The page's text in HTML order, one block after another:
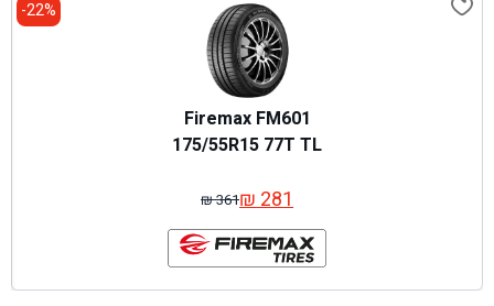
22%-
Firemax FM601
175/55R15 77T TL
₪361
המחיר
המקורי
היה:
₪ 361.
₪281 המחיר
הנוכחי
הוא:
₪ 281.